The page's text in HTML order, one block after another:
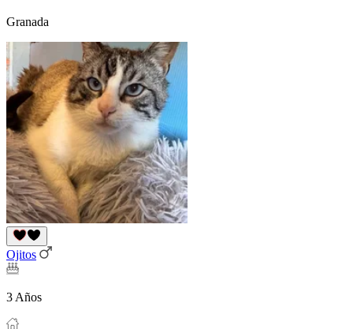
Granada
Ojitos
3 Años